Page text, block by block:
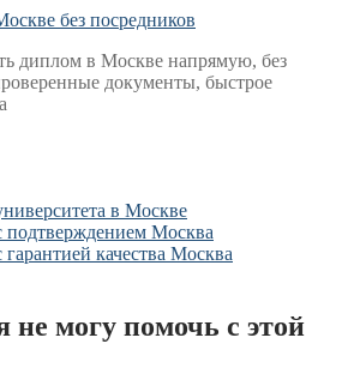
без посредников
диплом в Москве напрямую, без
документы, быстрое
в Москве
подтверждением Москва
качества Москва
не могу помочь с этой